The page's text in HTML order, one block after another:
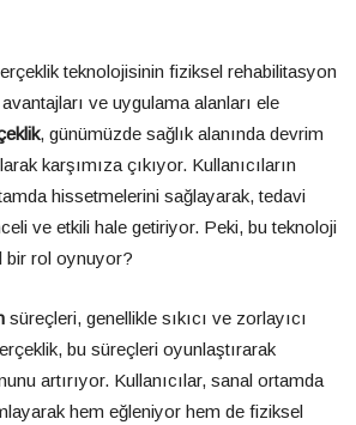
teknolojisinin fiziksel rehabilitasyon
ve uygulama alanları ele
, günümüzde sağlık alanında devrim
karşımıza çıkıyor. Kullanıcıların
hissetmelerini sağlayarak, tedavi
ve etkili hale getiriyor. Peki, bu teknoloji
bir rol oynuyor?
süreçleri, genellikle sıkıcı ve zorlayıcı
bu süreçleri oyunlaştırarak
artırıyor. Kullanıcılar, sanal ortamda
hem eğleniyor hem de fiziksel